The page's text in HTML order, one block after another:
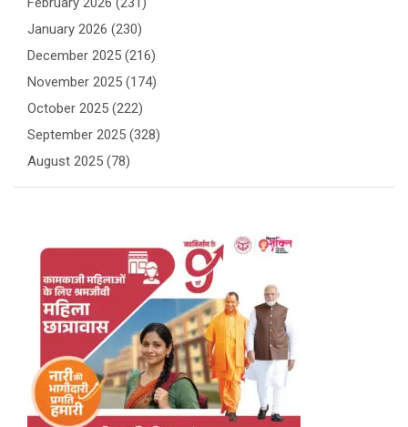
January 2026 (230)
December 2025 (216)
November 2025 (174)
October 2025 (222)
September 2025 (328)
August 2025 (78)